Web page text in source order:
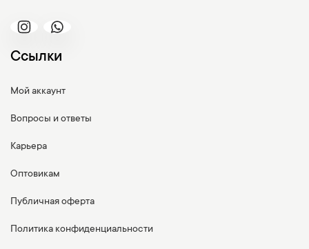
Ссылки
Мой аккаунт
Вопросы и ответы
Карьера
Оптовикам
Публичная оферта
Политика конфиденциальности